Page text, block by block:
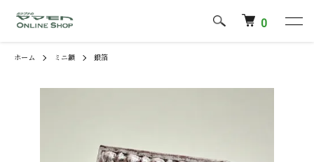
0
ホーム ミニ額 銀箔